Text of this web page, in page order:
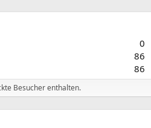
0
86
86
Besucher enthalten.